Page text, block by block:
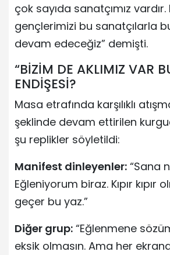
çok sayıda sanatçımız vardır.
gençlerimizi bu sanatçılarla
devam edeceğiz” demişti.
“BİZİM DE AKLIMIZ VAR
ENDİŞESİ?
Masa etrafında karşılıklı
şeklinde devam ettirilen
şu replikler söyletildi:
Manifest dinleyenler: “Sana
Eğleniyorum biraz. Kıpır kıpır
geçer bu yaz.”
Diğer grup: “Eğlenmene
eksik olmasın. Ama her